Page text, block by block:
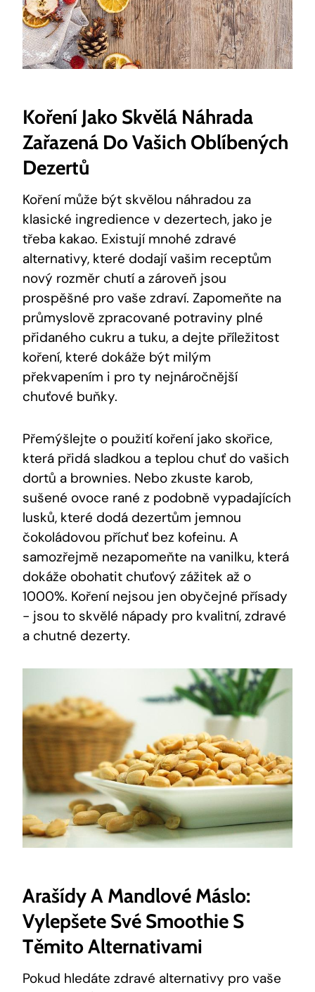
Koření Jako Skvělá Náhrada
Zařazená ⁣do ​vašich Oblíbených
⁤dezertů
Koření⁢ může být ⁣skvělou náhradou ⁢za
klasické ingredience v ‍dezertech,‌ jako⁤ je
třeba kakao. Existují mnohé zdravé
alternativy, ⁣které dodají vašim receptům⁤
nový rozměr ⁤chutí a zároveň⁤ jsou
prospěšné pro vaše⁢ zdraví. Zapomeňte ⁤na
průmyslově ‌zpracované potraviny⁣ plné
přidaného ⁤cukru a tuku, a dejte⁢ příležitost
koření, které dokáže být ⁣milým
‍překvapením i pro ty nejnáročnější‌
chuťové buňky.
Přemýšlejte o ‌použití⁢ koření jako skořice,
která přidá‌ sladkou a teplou chuť do vašich
dortů a brownies. ⁣Nebo zkuste karob,
sušené ovoce rané⁣ z podobně vypadajících
lusků, které dodá ​dezertům⁣ jemnou​
čokoládovou​ příchuť bez kofeinu. A
samozřejmě nezapomeňte na vanilku,⁢ která
dokáže obohatit chuťový zážitek až o
1000%. ⁢Koření nejsou jen obyčejné přísady
‌-⁣ jsou to skvělé⁣ nápady pro kvalitní, zdravé
a chutné dezerty.
Arašídy A Mandlové‍ Máslo:​
Vylepšete​ Své Smoothie S
Těmito Alternativami
Pokud hledáte ⁢zdravé ⁢alternativy pro vaše